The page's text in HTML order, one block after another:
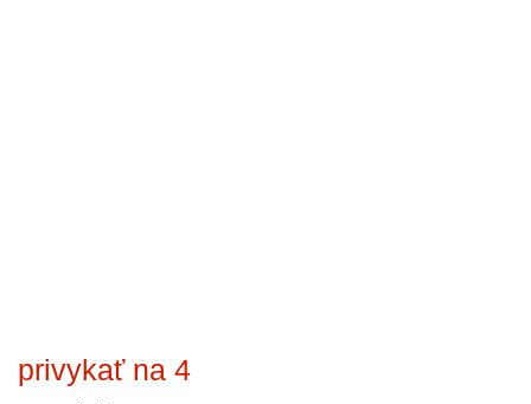
privykať na 4